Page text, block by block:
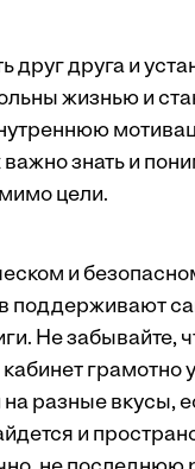
друга и
жизнью и
знать и
цели.
и
поддерживают
Не забывайте,
грамотно
разные вкусы,
и